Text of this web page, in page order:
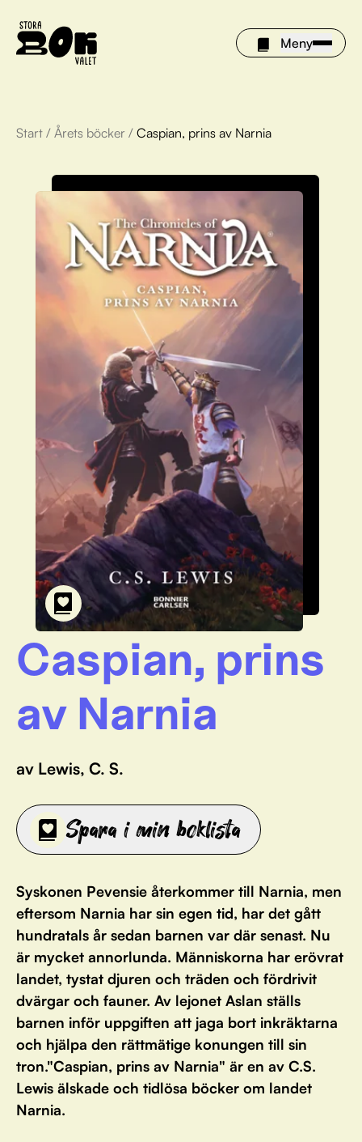
Meny
Årets böcker
Om Stora bokvalet
Olivia tipsar
Vinnare
FAQ
För bibliotek
Start / Årets böcker / Caspian, prins av Narnia
Caspian, prins
av Narnia
av Lewis, C. S.
Spara i min boklista
Syskonen Pevensie återkommer till Narnia, men
eftersom Narnia har sin egen tid, har det gått
hundratals år sedan barnen var där senast. Nu
är mycket annorlunda. Människorna har erövrat
landet, tystat djuren och träden och fördrivit
dvärgar och fauner. Av lejonet Aslan ställs
barnen inför uppgiften att jaga bort inkräktarna
och hjälpa den rättmätige konungen till sin
tron."Caspian, prins av Narnia" är en av C.S.
Lewis älskade och tidlösa böcker om landet
Narnia.